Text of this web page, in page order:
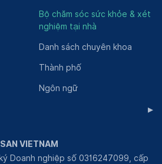
Bộ chăm sóc sức khỏe & xét
nghiệm tại nhà
Danh sách chuyên khoa
Thành phố
Ngôn ngữ
▸
VIETNAM
Doanh nghiệp số 0316247099, cấp